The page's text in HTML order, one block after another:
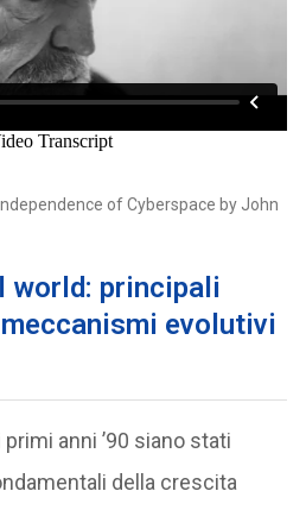
of Cyberspace by John
world: principali
evolutivi
anni ’90 siano stati
della crescita